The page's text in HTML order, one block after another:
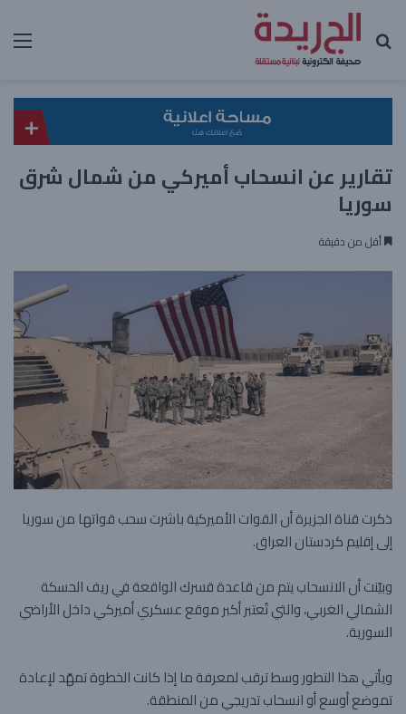
بحث عن
تقارير عن انسحاب أميركي من شمال شرق
سوريا
أقل من دقيقة
ذكرت قناة الجزيرة أن القوات الأميركية باشرت سحب قواتها من سوريا
إلى إقليم كردستان العراق.
وبيّنت أن الانسحاب يتم من قاعدة قسرك الواقعة في ريف الحسكة
الشمالي الغربي، والتي تُعتبر أكبر موقع عسكري أميركي داخل الأراضي
السورية.
ويأتي هذا التطور وسط ترقب لمعرفة ما إذا كانت الخطوة تمهّد لإعادة
تموضع أوسع أو انسحاب تدريجي من المنطقة.